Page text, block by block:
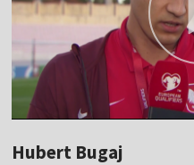
Hubert Bugaj